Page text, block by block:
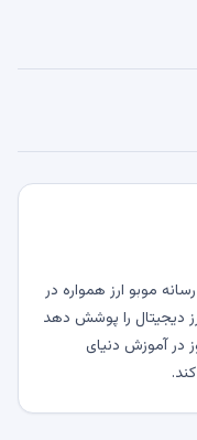
موبو ارز همواره در
دیجیتال را پوشش دهد
در آموزش دنیای